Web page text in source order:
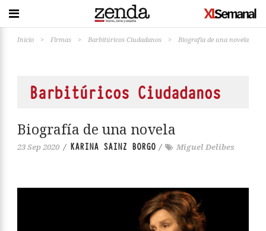
Inicio > Firmas > Barbitúricos Ciudadanos > Biografía de una novela
Barbitúricos Ciudadanos
Biografía de una novela
23 Sep 2020 / KARINA SAINZ BORGO / Miguel Delibes